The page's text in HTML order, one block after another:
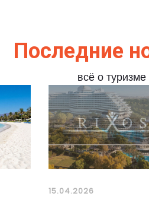
Последние
всё о туризме
15.04.2026